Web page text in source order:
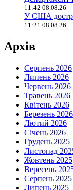
11:42 08.08.26
У США
11:21 08.08.26
Архів
Серпень 2026
Липень 2026
Червень 2026
Травень 2026
Квітень 2026
Березень 2026
Лютий 2026
Січень 2026
Грудень 2025
Листопад
Жовтень 2025
Вересень
Серпень 2025
Липень 2025